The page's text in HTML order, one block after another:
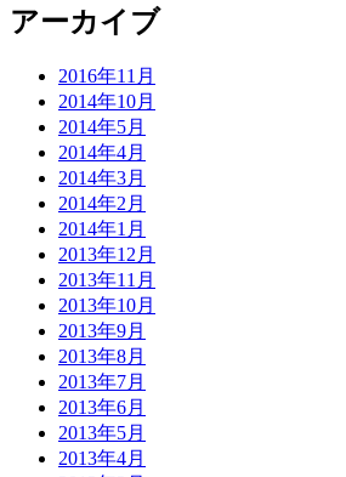
アーカイブ
2016年11月
2014年10月
2014年5月
2014年4月
2014年3月
2014年2月
2014年1月
2013年12月
2013年11月
2013年10月
2013年9月
2013年8月
2013年7月
2013年6月
2013年5月
2013年4月